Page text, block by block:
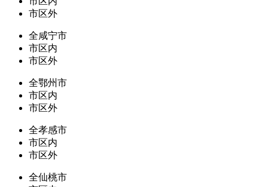
市区外
全咸宁市
市区内
市区外
全鄂州市
市区内
市区外
全孝感市
市区内
市区外
全仙桃市